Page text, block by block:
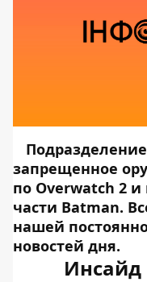
запрещенное
по Overwatch 2
части Batman.
нашей
новостей дня.
Инсайд